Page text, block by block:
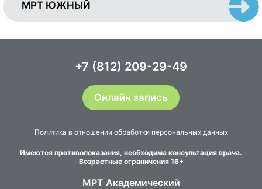
МРТ ЮЖНЫЙ
+7 (812) 209-29-49
Онлайн запись
Политика в отношении обработки персональных данных
Имеются противопоказания, необходима консультация врача.
Возрастные ограничения 16+
МРТ Академический